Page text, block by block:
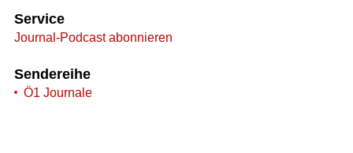
Service
Journal-Podcast abonnieren
Sendereihe
Ö1 Journale